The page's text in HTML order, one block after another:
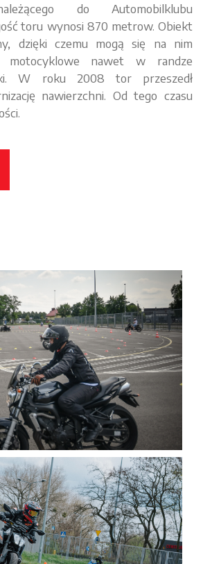
do Automobilklubu
toru wynosi 870 metrow. Obiekt
dzięki czemu mogą się na nim
motocyklowe nawet w randze
W roku 2008 tor przeszedł
nawierzchni. Od tego czasu